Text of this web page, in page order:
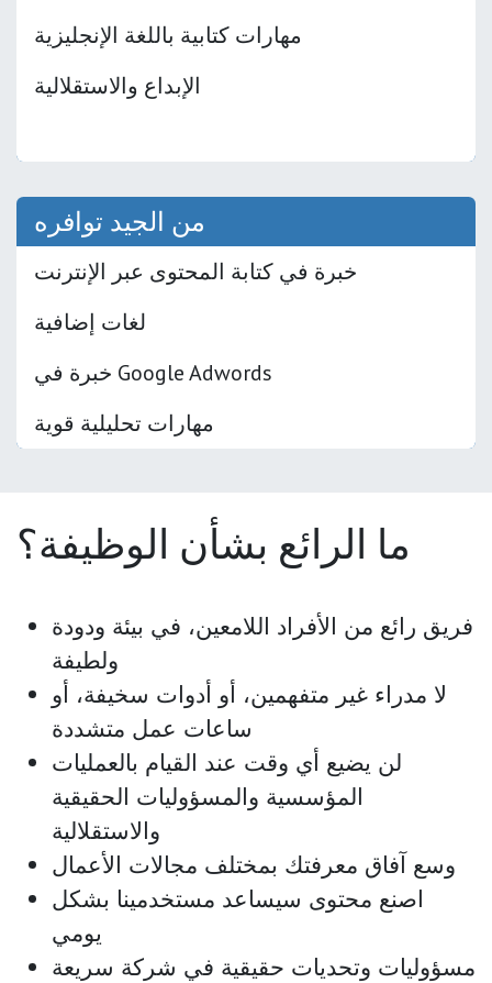
مهارات كتابية باللغة الإنجليزية
الإبداع والاستقلالية
من الجيد توافره
خبرة في كتابة المحتوى عبر الإنترنت
لغات إضافية
خبرة في Google Adwords
مهارات تحليلية قوية
ما الرائع بشأن الوظيفة؟
فريق رائع من الأفراد اللامعين، في بيئة ودودة
ولطيفة
لا مدراء غير متفهمين، أو أدوات سخيفة، أو
ساعات عمل متشددة
لن يضيع أي وقت عند القيام بالعمليات
المؤسسية والمسؤوليات الحقيقية
والاستقلالية
وسع آفاق معرفتك بمختلف مجالات الأعمال
اصنع محتوى سيساعد مستخدمينا بشكل
يومي
مسؤوليات وتحديات حقيقية في شركة سريعة